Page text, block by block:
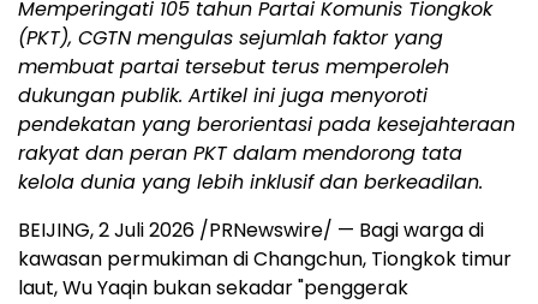
Memperingati 105 tahun Partai Komunis Tiongkok
(PKT), CGTN mengulas sejumlah faktor yang
membuat partai tersebut terus memperoleh
dukungan publik. Artikel ini juga menyoroti
pendekatan yang berorientasi pada kesejahteraan
rakyat dan peran PKT dalam mendorong tata
kelola dunia yang lebih inklusif dan berkeadilan.
BEIJING, 2 Juli 2026 /PRNewswire/ — Bagi warga di
kawasan permukiman di Changchun, Tiongkok timur
laut, Wu Yaqin bukan sekadar "penggerak